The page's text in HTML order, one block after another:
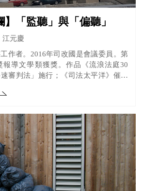
】「監聽」與「偏聽」
江元慶
作者。2016年司改國是會議委員。第
報導文學類獲獎。作品《流浪法庭30
審判法」施行；《司法太平洋》催生